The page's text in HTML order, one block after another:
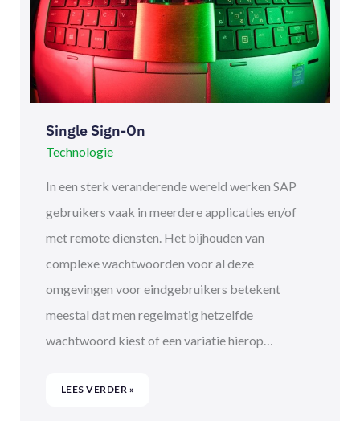
Single Sign-On
Technologie
In een sterk veranderende wereld werken SAP
gebruikers vaak in meerdere applicaties en/of
met remote diensten. Het bijhouden van
complexe wachtwoorden voor al deze
omgevingen voor eindgebruikers betekent
meestal dat men regelmatig hetzelfde
wachtwoord kiest of een variatie hierop…
LEES VERDER »